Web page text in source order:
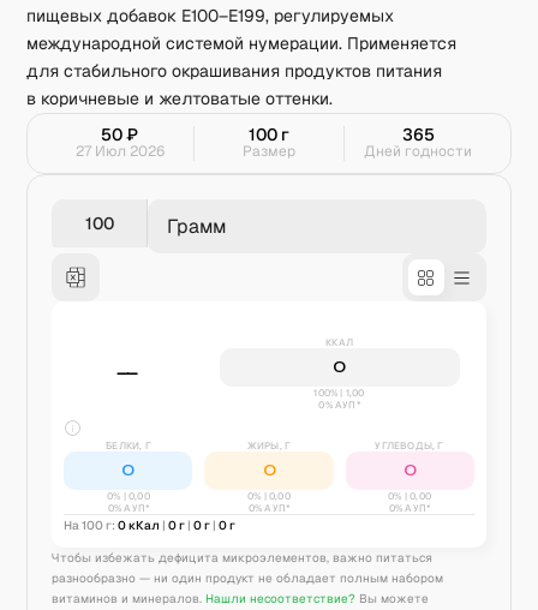
пищевых добавок E100–E199, регулируемых
международной системой нумерации. Применяется
для стабильного окрашивания продуктов питания
в коричневые и желтоватые оттенки.
50₽
27 Июл 2026
100 г
Размер
365
Дней годности
Грамм
—
ККАЛ
0
100% | 1,00
0% АУП*
БЕЛКИ, Г
0
0% |0,00
0% АУП*
ЖИРЫ, Г
0
0% |0,00
0% АУП*
УГЛЕВОДЫ, Г
0
0% |0,00
0% АУП*
На 100 г: 0кКал | 0г | 0г | 0г
Чтобы избежать дефицита микроэлементов, важно питаться
разнообразно — ни один продукт не обладает полным набором
витаминов и минералов. Нашли несоответствие? Вы можете